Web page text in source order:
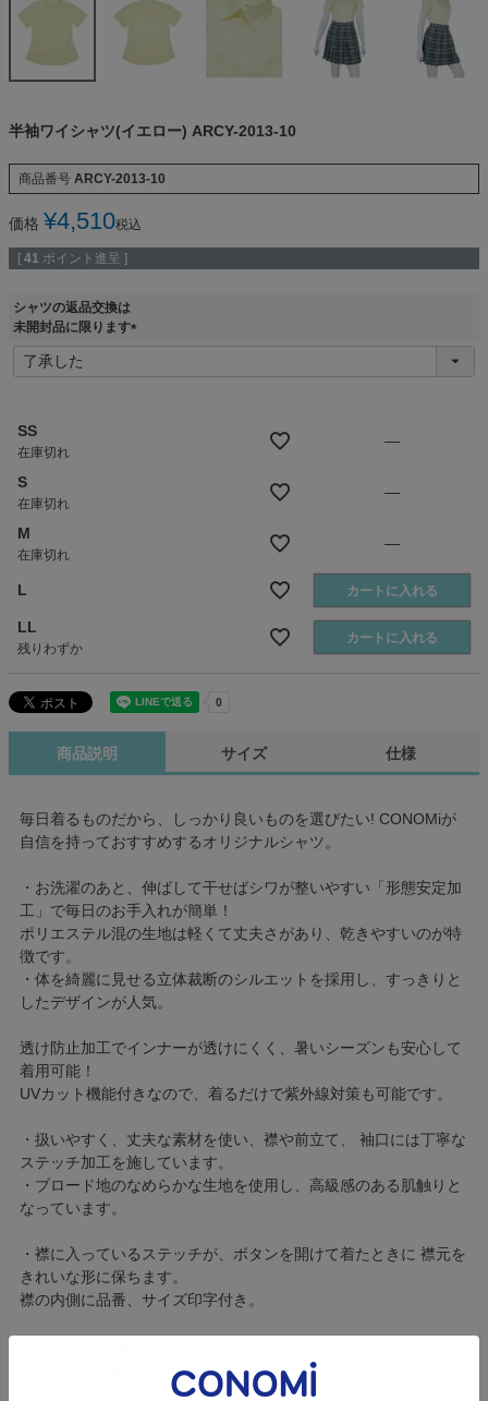
半袖ワイシャツ(イエロー) ARCY-2013-10
商品番号 ARCY-2013-10
価格 ¥4,510税込
[ 41 ポイント進呈 ]
シャツの返品交換は
未開封品に限ります
(
SS
在庫切れ
—
S
在庫切れ
—
M
在庫切れ
—
L カートに入れる
LL
残りわずか
カートに入れる
商品説明 サイズ 仕様
毎日着るものだから、しっかり良いものを選びたい! CONOMiが
自信を持っておすすめするオリジナルシャツ。
・お洗濯のあと、伸ばして干せばシワが整いやすい「形態安定加
工」で毎日のお手入れが簡単！
ポリエステル混の生地は軽くて丈夫さがあり、乾きやすいのが特
徴です。
・体を綺麗に見せる立体裁断のシルエットを採用し、すっきりと
したデザインが人気。
透け防止加工でインナーが透けにくく、暑いシーズンも安心して
着用可能！
UVカット機能付きなので、着るだけで紫外線対策も可能です。
・扱いやすく、丈夫な素材を使い、襟や前立て、 袖口には丁寧な
ステッチ加工を施しています。
・ブロード地のなめらかな生地を使用し、高級感のある肌触りと
なっています。
・襟に入っているステッチが、ボタンを開けて着たときに 襟元を
きれいな形に保ちます。
襟の内側に品番、サイズ印字付き。
※サイズをお選びの際は、胸囲実寸よりも+10cm程度余裕のある
サイズをお選びください。